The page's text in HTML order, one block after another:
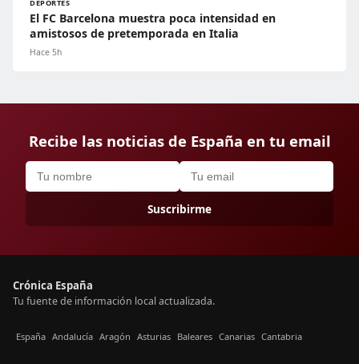
DEPORTES
El FC Barcelona muestra poca intensidad en
amistosos de pretemporada en Italia
Hace 5h
Recibe las noticias de España en tu email
Suscribirme
Crónica España
Tu fuente de información local actualizada.
España Andalucía Aragón Asturias Baleares Canarias Cantabria